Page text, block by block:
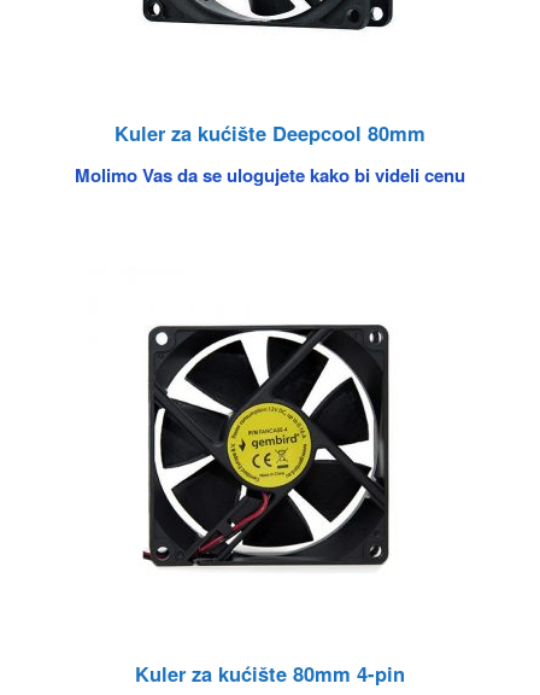
Kuler za kućište Deepcool 80mm
Molimo Vas da se ulogujete kako bi videli cenu
Kuler za kućište 80mm 4-pin